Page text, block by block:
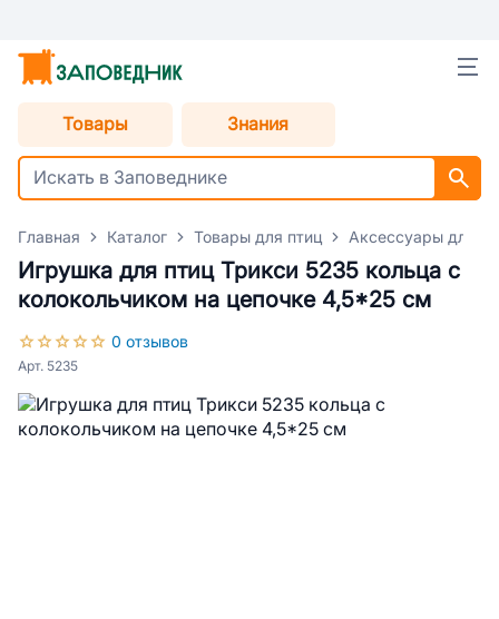
Товары Знания
Главная Каталог Товары для птиц Аксессуары для
Игрушка для птиц Трикси 5235 кольца с
колокольчиком на цепочке 4,5*25 см
0 отзывов
Арт. 5235